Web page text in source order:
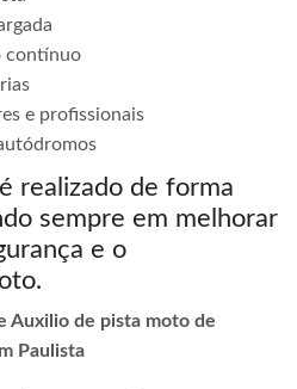
contínuo
e profissionais
realizado de forma
sempre em melhorar
e o
Auxilio de pista moto de
Paulista